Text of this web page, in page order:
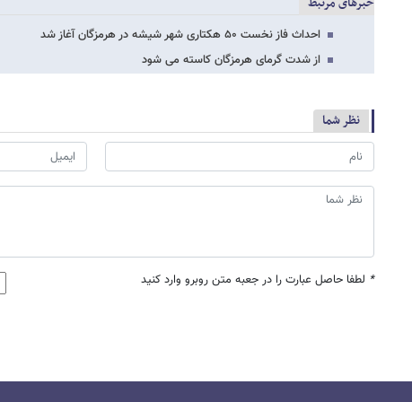
احداث فاز نخست ۵۰ هکتاری شهر شیشه در هرمزگان آغاز شد
از شدت گرمای هرمزگان کاسته می شود
نظر شما
* لطفا حاصل عبارت را در جعبه متن روبرو وارد کنید